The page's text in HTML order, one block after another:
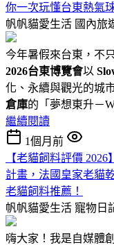
你一次玩懂台東熱氣
帆帆貓愛生活 國內旅
今年暑假來台東，不
2026台東博覽會以
化、永續與觀光的城
倉庫的「夢想東升－
繼續閱讀
1個月前
【老貓飼料評價
計畫，法國皇家老貓
老貓飼料推薦！
帆帆貓愛生活 寵物日
嗨大家！我是自媒體